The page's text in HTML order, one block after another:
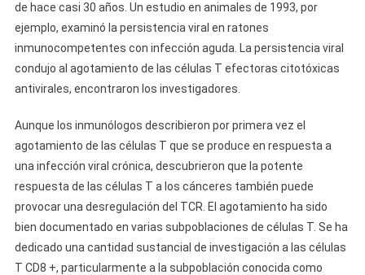
de hace casi 30 años. Un estudio en animales de 1993, por
ejemplo, examinó la persistencia viral en ratones
inmunocompetentes con infección aguda. La persistencia viral
condujo al agotamiento de las células T efectoras citotóxicas
antivirales, encontraron los investigadores.
Aunque los inmunólogos describieron por primera vez el
agotamiento de las células T que se produce en respuesta a
una infección viral crónica, descubrieron que la potente
respuesta de las células T a los cánceres también puede
provocar una desregulación del TCR. El agotamiento ha sido
bien documentado en varias subpoblaciones de células T. Se ha
dedicado una cantidad sustancial de investigación a las células
T CD8 +, particularmente a la subpoblación conocida como